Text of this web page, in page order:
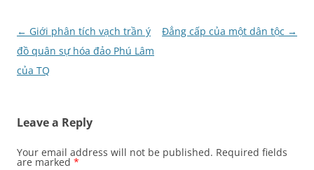
Post
navigation
← Giới phân tích vạch trần ý
đồ quân sự hóa đảo Phú Lâm
của TQ
Đẳng cấp của một dân tộc →
Leave a Reply
Your email address will not be published. Required fields
are marked *